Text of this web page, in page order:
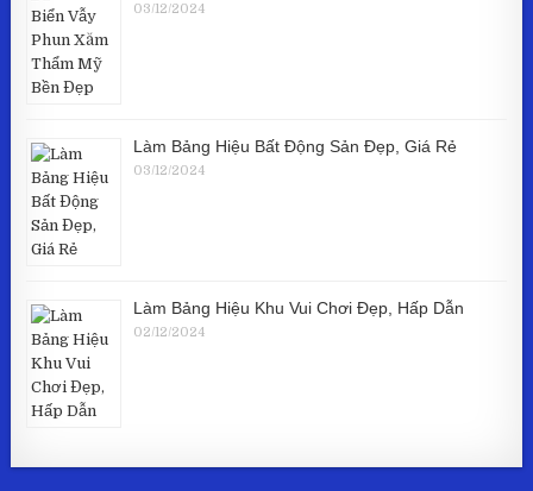
03/12/2024
Làm Bảng Hiệu Bất Động Sản Đẹp, Giá Rẻ
03/12/2024
Làm Bảng Hiệu Khu Vui Chơi Đẹp, Hấp Dẫn
02/12/2024